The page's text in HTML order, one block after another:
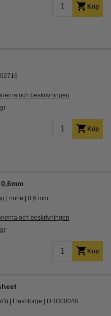
Köp
och beskrivningen
Köp
none 0,6 mm
och beskrivningen
Köp
Flashforge DRO00048